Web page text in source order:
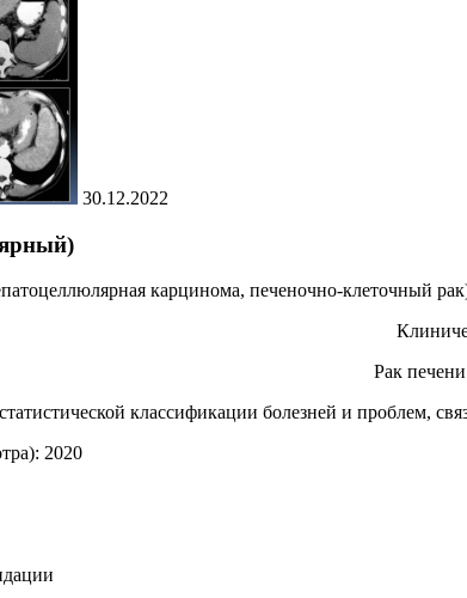
30.12.2022
карцинома, печеночно-клеточный
Рак
классификации болезней и проблем,
2020